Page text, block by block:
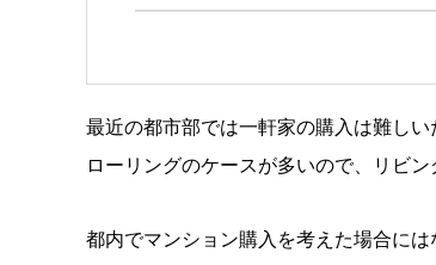
最近の都市部では一軒家の購入は難し
ローリングのケースが多いので、リビ
都内でマンション購入を考えた場合に